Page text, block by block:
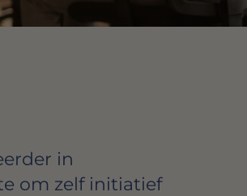
in
om zelf initiatief